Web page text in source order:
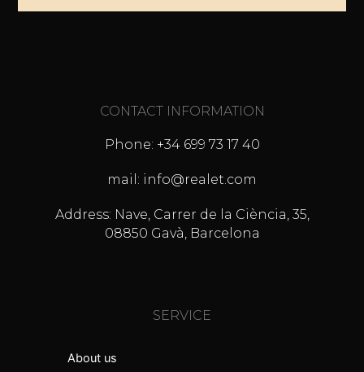
CONTACT INFORMATION
Phone: +34 699 73 17 40
mail: info@realet.com
Address: Nave, Carrer de la Ciència, 35,
08850 Gavà, Barcelona
SERVICE
About us